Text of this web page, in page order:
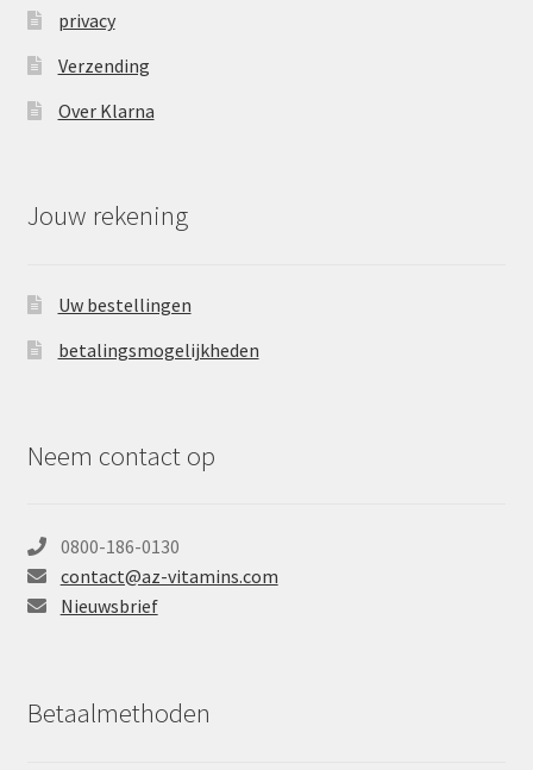
privacy
Verzending
Over Klarna
Jouw rekening
Uw bestellingen
betalingsmogelijkheden
Neem contact op
0800-186-0130
contact@az-vitamins.com
Nieuwsbrief
Betaalmethoden